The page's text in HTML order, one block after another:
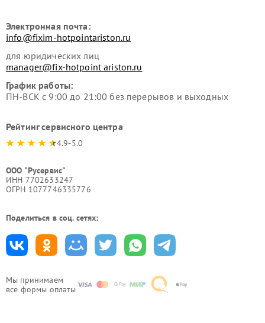
Мы принимаем
все формы оплаты
Электронная почта:
info@fixim-hotpointariston.ru
для юридических лиц
manager@fix-hotpoint ariston.ru
График работы:
ПН-ВСК с 9:00 до 21:00 без перерывов и выходных
Рейтинг сервисного центра
4.9-5.0
ООО "Русервис"
ИНН 7702633247
ОГРН 1077746335776
Поделиться в соц. сетях: